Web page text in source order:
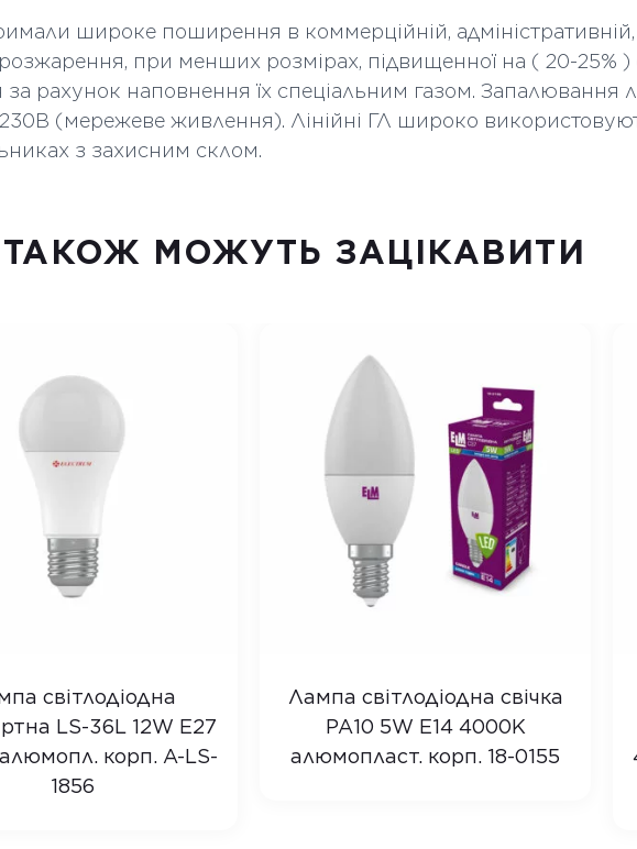
Ширина мм
D mm
широке поширення в коммерційній,
при менших розмірах, підвищенної на ( 20-25% )
рахунок наповнення їх спеціальним газом. Запалювання
(мережеве живлення). Лінійні ГЛ широко
з захисним склом.
ТАКОЖ МОЖУТЬ ЗАЦІКАВИТИ
світлодіодна
LS-36L 12W E27
корп. A-LS-
1856
Лампа світлодіодна свічка
PA10 5W E14 4000K
алюмопласт. корп. 18-0155